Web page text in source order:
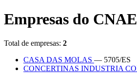
Empresas do
Total de empresas: 2
CASA DAS MOLAS — 5705/ES
CONCERTINAS INDUSTRIA